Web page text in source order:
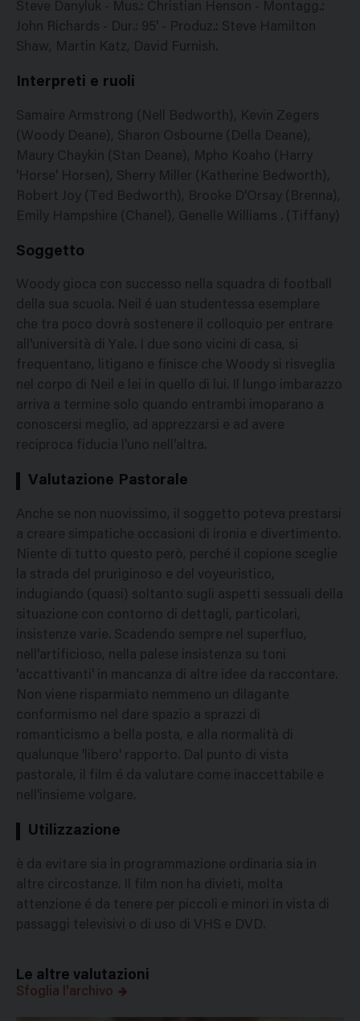
Steve Danyluk - Mus.: Christian Henson - Montagg.:
John Richards - Dur.: 95' - Produz.: Steve Hamilton
Shaw, Martin Katz, David Furnish.
Interpreti e ruoli
Samaire Armstrong (Nell Bedworth), Kevin Zegers
(Woody Deane), Sharon Osbourne (Della Deane),
Maury Chaykin (Stan Deane), Mpho Koaho (Harry
'Horse' Horsen), Sherry Miller (Katherine Bedworth),
Robert Joy (Ted Bedworth), Brooke D'Orsay (Brenna),
Emily Hampshire (Chanel), Genelle Williams . (Tiffany)
Soggetto
Woody gioca con successo nella squadra di football
della sua scuola. Neil é uan studentessa esemplare
che tra poco dovrà sostenere il colloquio per entrare
all'università di Yale. I due sono vicini di casa, si
frequentano, litigano e finisce che Woody si risveglia
nel corpo di Neil e lei in quello di lui. Il lungo imbarazzo
arriva a termine solo quando entrambi imoparano a
conoscersi meglio, ad apprezzarsi e ad avere
reciproca fiducia l'uno nell'altra.
Valutazione Pastorale
Anche se non nuovissimo, il soggetto poteva prestarsi
a creare simpatiche occasioni di ironia e divertimento.
Niente di tutto questo però, perché il copione sceglie
la strada del pruriginoso e del voyeuristico,
indugiando (quasi) soltanto sugli aspetti sessuali della
situazione con contorno di dettagli, particolari,
insistenze varie. Scadendo sempre nel superfluo,
nell'artificioso, nella palese insistenza su toni
'accattivanti' in mancanza di altre idee da raccontare.
Non viene risparmiato nemmeno un dilagante
conformismo nel dare spazio a sprazzi di
romanticismo a bella posta, e alla normalità di
qualunque 'libero' rapporto. Dal punto di vista
pastorale, il film é da valutare come inaccettabile e
nell'insieme volgare.
Utilizzazione
è da evitare sia in programmazione ordinaria sia in
altre circostanze. Il film non ha divieti, molta
attenzione é da tenere per piccoli e minori in vista di
passaggi televisivi o di uso di VHS e DVD.
Le altre valutazioni
Sfoglia l'archivo